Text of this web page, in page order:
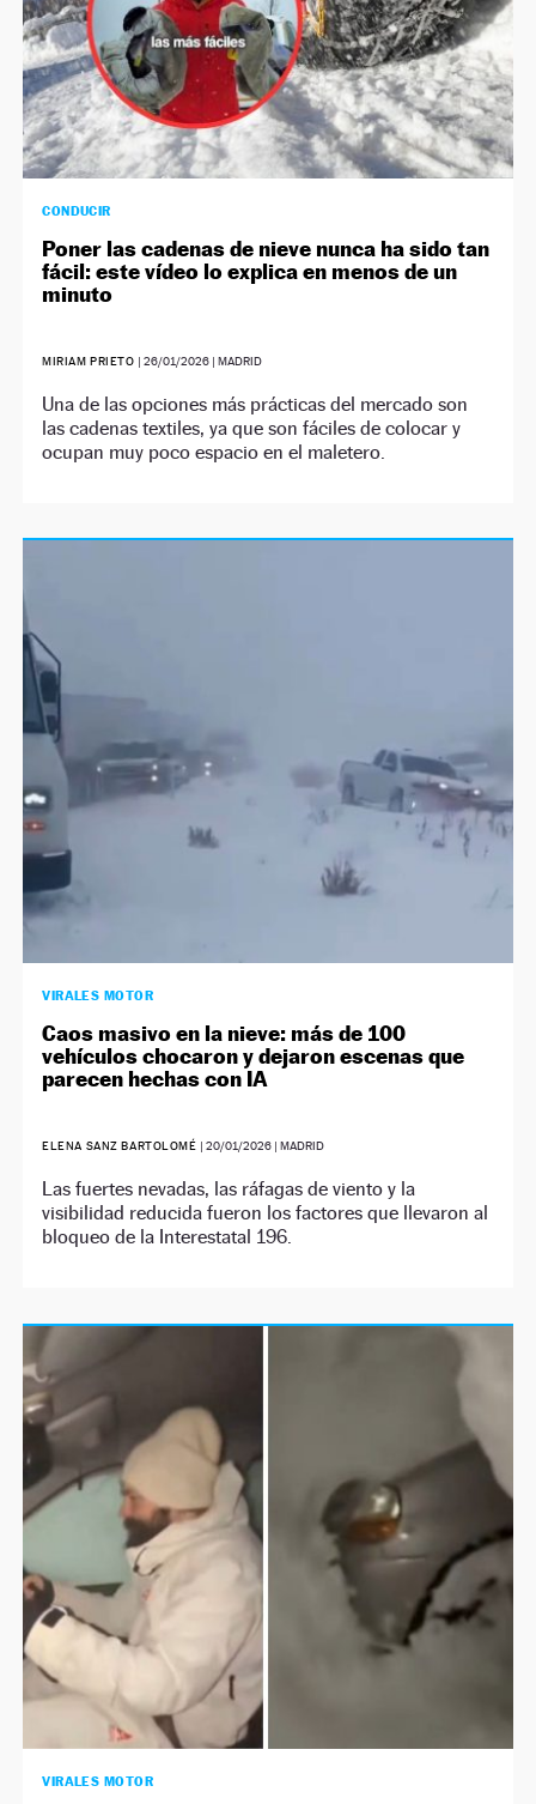
CONDUCIR
Poner las cadenas de nieve nunca ha sido tan
fácil: este vídeo lo explica en menos de un
minuto
MIRIAM PRIETO | 26/01/2026| MADRID
Una de las opciones más prácticas del mercado son
las cadenas textiles, ya que son fáciles de colocar y
ocupan muy poco espacio en el maletero.
VIRALES MOTOR
Caos masivo en la nieve: más de 100
vehículos chocaron y dejaron escenas que
parecen hechas con IA
ELENA SANZ BARTOLOMÉ | 20/01/2026| MADRID
Las fuertes nevadas, las ráfagas de viento y la
visibilidad reducida fueron los factores que llevaron al
bloqueo de la Interestatal 196.
VIRALES MOTOR